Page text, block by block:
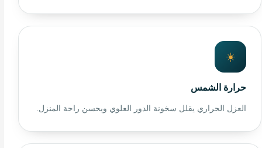
☀️
حرارة الشمس
العزل الحراري يقلل سخونة الدور العلوي ويحسن راحة المنزل.